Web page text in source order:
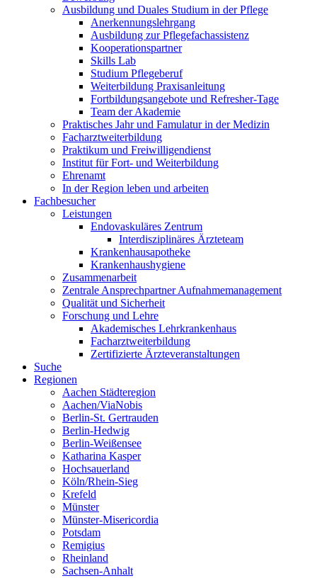
Ausbildung und Duales Studium in der Pflege
Anerkennungslehrgang
Ausbildung zur Pflegefachassistenz
Kooperationspartner
Skills Lab
Studium Pflegeberuf
Weiterbildung Praxisanleitung
Fortbildungsangebote und Refresher-Tage
Team der Akademie
Praktisches Jahr und Famulatur in der Medizin
Facharztweiterbildung
Praktikum und Freiwilligendienst
Institut für Fort- und Weiterbildung
Ehrenamt
In der Region leben und arbeiten
Fachbesucher
Leistungen
Endovaskuläres Zentrum
Interdisziplinäres Ärzteteam
Krankenhausapotheke
Krankenhaushygiene
Zusammenarbeit
Zentrale Ansprechpartner Aufnahmemanagement
Qualität und Sicherheit
Forschung und Lehre
Akademisches Lehrkrankenhaus
Facharztweiterbildung
Zertifizierte Ärzteveranstaltungen
Suche
Regionen
Aachen Städteregion
Aachen/ViaNobis
Berlin-St. Gertrauden
Berlin-Hedwig
Berlin-Weißensee
Katharina Kasper
Hochsauerland
Köln/Rhein-Sieg
Krefeld
Münster
Münster-Misericordia
Potsdam
Remigius
Rheinland
Sachsen-Anhalt